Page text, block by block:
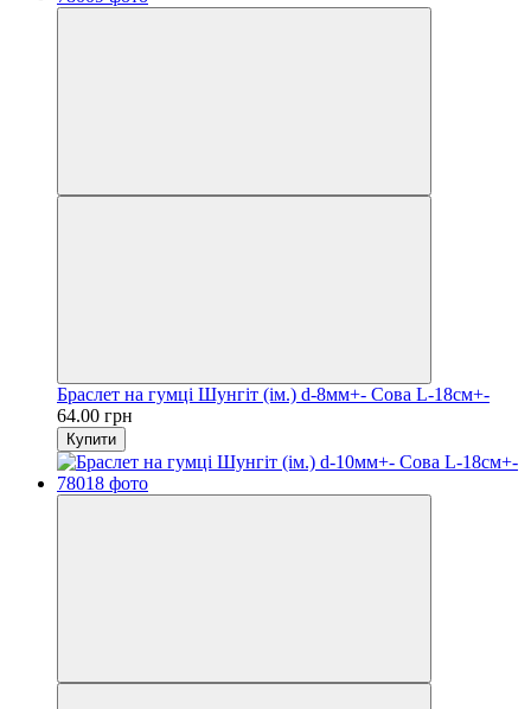
Браслет на гумці Шунгіт (ім.) d-8мм+- Сова L-18см+-
64.00 грн
Купити